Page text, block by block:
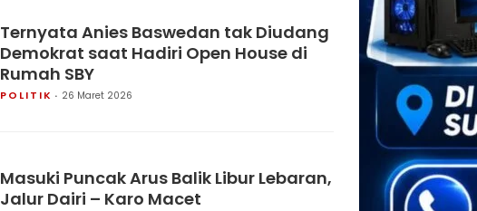
Ternyata Anies Baswedan tak Diudang
Demokrat saat Hadiri Open House di
Rumah SBY
POLITIK 26 Maret 2026
Masuki Puncak Arus Balik Libur Lebaran,
Jalur Dairi – Karo Macet